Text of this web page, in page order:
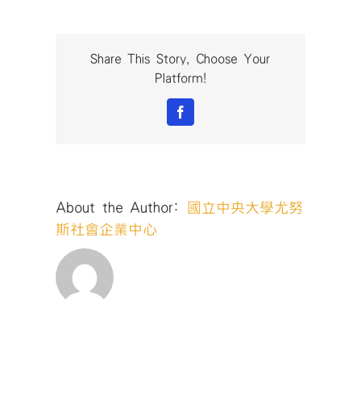
Share This Story, Choose Your
Platform!
Facebook
About the Author:
國立中央大學尤努
斯社會企業中心